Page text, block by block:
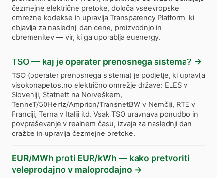
čezmejne električne pretoke, določa vseevropske
omrežne kodekse in upravlja Transparency Platform, ki
objavlja za naslednji dan cene, proizvodnjo in
obremenitev — vir, ki ga uporablja euenergy.
TSO — kaj je operater prenosnega sistema? →
TSO (operater prenosnega sistema) je podjetje, ki upravlja
visokonapetostno električno omrežje države: ELES v
Sloveniji, Statnett na Norveškem,
TenneT/50Hertz/Amprion/TransnetBW v Nemčiji, RTE v
Franciji, Terna v Italiji itd. Vsak TSO uravnava ponudbo in
povpraševanje v realnem času, izvaja za naslednji dan
dražbe in upravlja čezmejne pretoke.
EUR/MWh proti EUR/kWh — kako pretvoriti
veleprodajno v maloprodajno →